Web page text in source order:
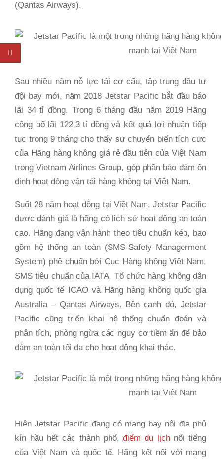
(Qantas Airways).
Sau nhiều năm nỗ lực tái cơ cấu, tập trung đầu tư
đội bay mới, năm 2018 Jetstar Pacific bắt đầu báo
lãi 34 tỉ đồng. Trong 6 tháng đầu năm 2019 Hãng
công bố lãi 122,3 tỉ đồng và kết quả lợi nhuận tiếp
tục trong 9 tháng cho thấy sự chuyển biến tích cực
của Hãng hàng không giá rẻ đầu tiên của Việt Nam
trong Vietnam Airlines Group, góp phần bảo đảm ổn
định hoạt động vận tải hàng không tại Việt Nam.
Suốt 28 năm hoạt động tại Việt Nam, Jetstar Pacific
được đánh giá là hãng có lịch sử hoạt động an toàn
cao. Hãng đang vận hành theo tiêu chuẩn kép, bao
gồm hệ thống an toàn (SMS-Safety Managerment
System) phê chuẩn bởi Cục Hàng không Việt Nam,
SMS tiêu chuẩn của IATA, Tổ chức hàng không dân
dụng quốc tế ICAO và Hãng hàng không quốc gia
Australia – Qantas Airways. Bên canh đó, Jetstar
Pacific cũng triển khai hệ thống chuẩn đoán và
phân tích, phòng ngừa các nguy cơ tiềm ẩn để bảo
đảm an toàn tối đa cho hoạt động khai thác.
Hiện Jetstar Pacific đang có mạng bay nội địa phủ
kín hầu hết các thành phố, điểm du lịchnổi tiếng
của Việt Nam và quốc tế. Hãng kết nối với mạng